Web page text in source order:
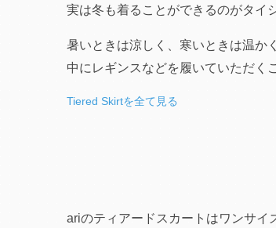
実は冬も着ることができるのがタイ
暑いときは涼しく、寒いときは温か
中にレギンスなどを履いていただく
Tiered Skirtを全て見る
ariのティアードスカートはワンサイ